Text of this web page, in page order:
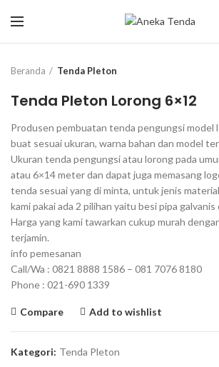
Beranda Tenda Pleton
Tenda Pleton Lorong 6×12
Produsen pembuatan tenda pengungsi model
buat sesuai ukuran, warna bahan dan model
Ukuran tenda pengungsi atau lorong pada
atau 6×14 meter dan dapat juga memasang
tenda sesuai yang di minta, untuk jenis
kami pakai ada 2 pilihan yaitu besi pipa
Harga yang kami tawarkan cukup murah
terjamin.
info pemesanan
Call/Wa : 0821 8888 1586 – 081 7076 8180
Phone : 021-690 1339
Compare Add to wishlist
Kategori: Tenda Pleton